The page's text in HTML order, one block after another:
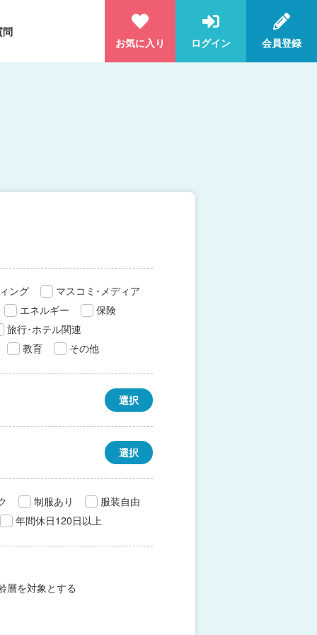
問
お気に入り
ログイン 会員登録
ング
マスコミ･メディア
エネルギー
保険
旅行･ホテル関連
教育
その他
選択
選択
制服あり
服装自由
年間休日120日以上
層を対象とする